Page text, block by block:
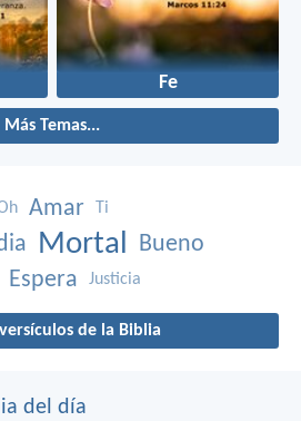
Fe
Más Temas...
Amar Ti
Mortal Bueno
Espera Justicia
de la Biblia
del día